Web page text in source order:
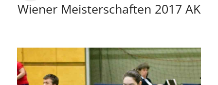
Wiener Meisterschaften 2017 AK